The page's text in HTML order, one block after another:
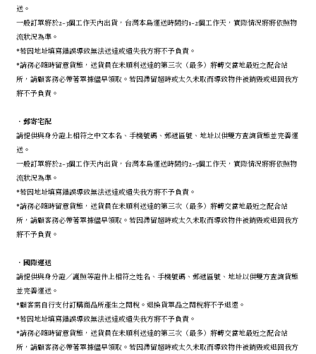
送。
一般訂單將於2-3個工作天內出貨，台灣本島運送時間約1-2個工作天，實際情況將將依照物
流狀況為準。
*若因地址填寫錯誤導致無法送達或遺失我方將不予負責。
*請務必隨時留意貨態，送貨員在未順利送達的第三次（最多）將轉交當地最近之配合站
所，請顧客務必帶著單據儘早領取。若因滯留超時或太久未取而導致物件被銷毀或退回我方
將不予負責。
． 郵寄宅配
請提供與身分證上相符之中文本名、手機號碼、郵遞區號、地址以供雙方查詢貨態並完善運
送。
一般訂單將於2-3個工作天內出貨，台灣本島運送時間約2-5個工作天，實際情況將將依照物
流狀況為準。
*若因地址填寫錯誤導致無法送達或遺失我方將不予負責。
*請務必隨時留意貨態，送貨員在未順利送達的第三次（最多）將轉交當地最近之配合站
所，請顧客務必帶著單據儘早領取。若因滯留超時或太久未取而導致物件被銷毀或退回我方
將不予負責。
． 國際運送
請提供與身分證／護照等證件上相符之姓名、手機號碼、郵遞區號、地址以供雙方查詢貨態
並完善運送。
*顧客需自行支付訂購商品所產生之關稅。退換貨單品之關稅將不予退還。
*若因地址填寫錯誤導致無法送達或遺失我方將不予負責。
*請務必隨時留意貨態，送貨員在未順利送達的第三次（最多）將轉交當地最近之配合站
所，請顧客務必帶著單據儘早領取。若因滯留超時或太久未取而導致物件被銷毀或退回我方